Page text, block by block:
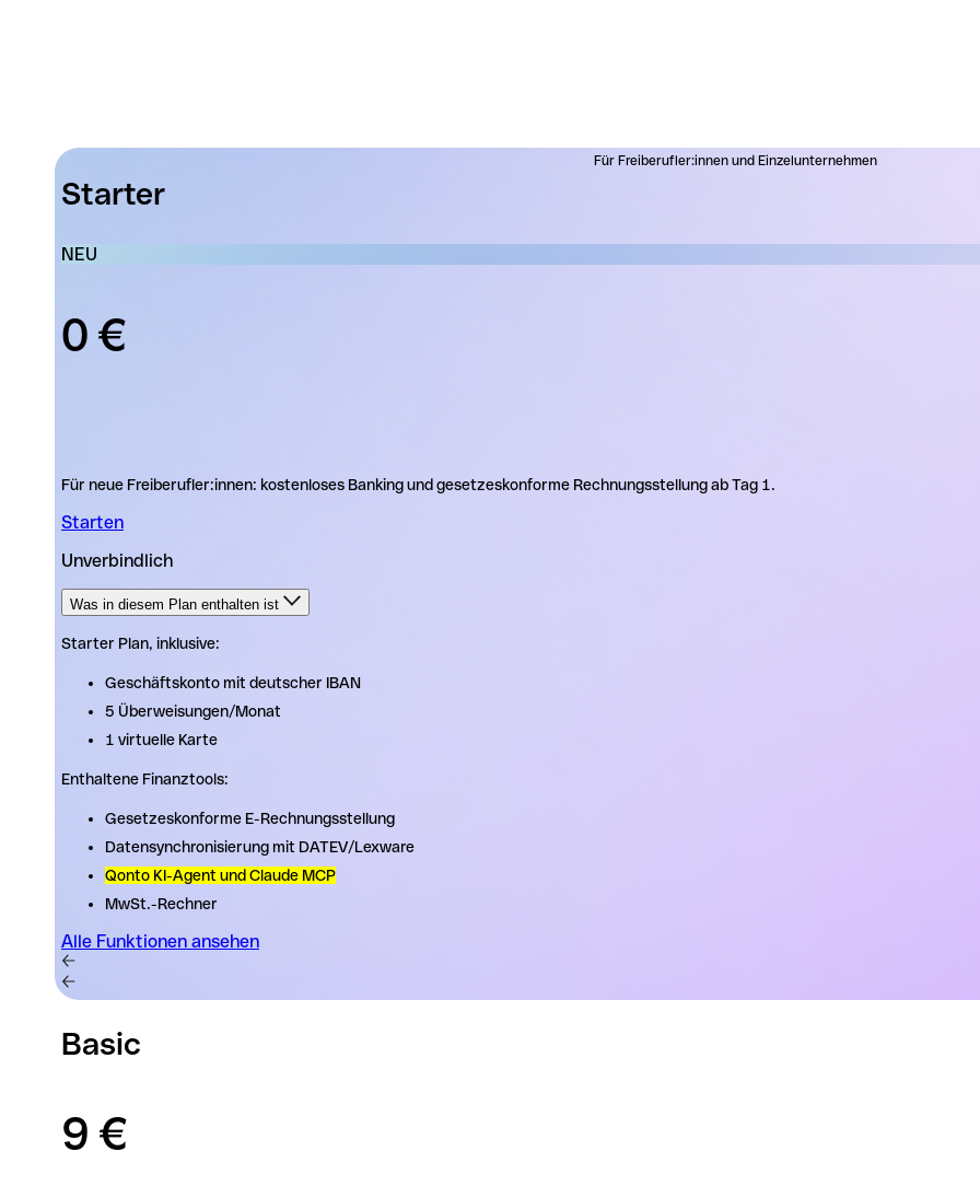
Für Freiberufler:innen und Einzelunternehmen
Starter
NEU
0 €
Für neue Freiberufler:innen: kostenloses Banking und gesetzeskonforme Rechnungsstellung ab Tag 1.
Starten
Unverbindlich
Was in diesem Plan enthalten ist
Starter Plan, inklusive:
Geschäftskonto mit deutscher IBAN
5 Überweisungen/Monat
1 virtuelle Karte
Enthaltene Finanztools:
Gesetzeskonforme E-Rechnungsstellung
Datensynchronisierung mit DATEV/Lexware
Qonto KI-Agent und Claude MCP
MwSt.-Rechner
Alle Funktionen ansehen
Starter Plan, inklusive:
Geschäftskonto mit deutscher IBAN
5 Überweisungen/Monat
1 virtuelle Karte
Enthaltene Finanztools:
Gesetzeskonforme E-Rechnungsstellung
Datensynchronisierung mit DATEV/Lexware
Qonto KI-Agent und Claude MCP
MwSt.-Rechner
Alle Funktionen ansehen
Basic
9 €